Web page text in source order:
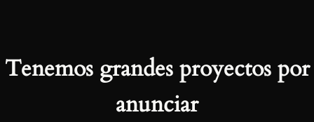
Tenemos grandes proyectos por
anunciar